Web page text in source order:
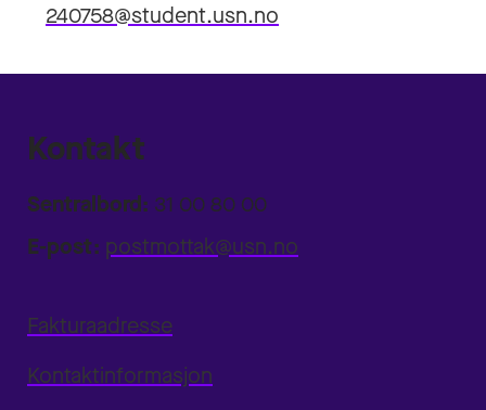
240758@student.usn.no
Kontakt
Sentralbord: 31 00 80 00
E-post: postmottak@usn.no
Fakturaadresse
Kontaktinformasjon